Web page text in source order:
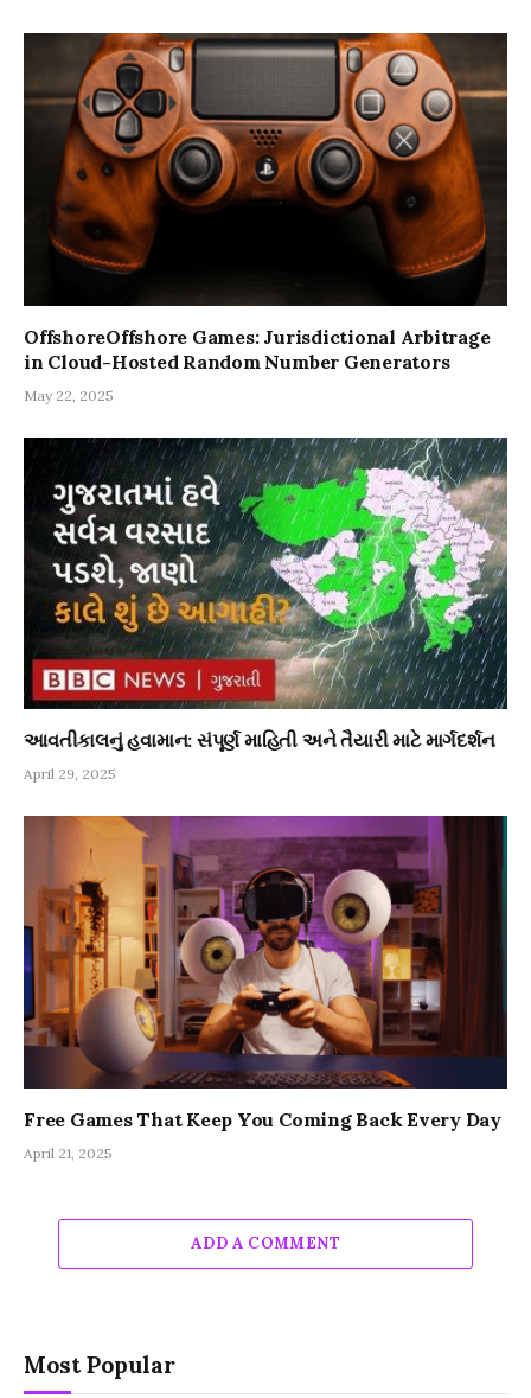
OffshoreOffshore Games: Jurisdictional Arbitrage
in Cloud-Hosted Random Number Generators
May 22, 2025
આવતીકાલનું હવામાન: સંપૂર્ણ માહિતી અને તૈયારી માટે માર્ગદર્શન
April 29, 2025
Free Games That Keep You Coming Back Every Day
April 21, 2025
ADD A COMMENT
Most Popular